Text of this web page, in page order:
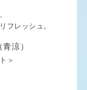
フレッシュ。
涼）
＞